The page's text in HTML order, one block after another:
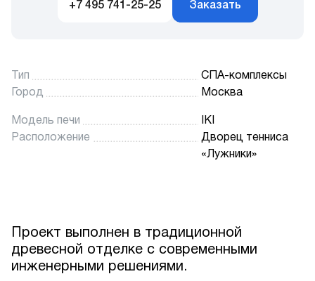
+7 495 741-25-25 Заказать
Тип
СПА-комплексы
Город
Москва
Модель печи
IKI
Расположение
Дворец тенниса
«Лужники»
Проект выполнен в традиционной
древесной отделке с современными
инженерными решениями.